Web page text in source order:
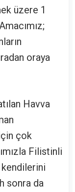
üzere 1
oraya
Havva
çok
Filistinli
kendilerini
sonra da